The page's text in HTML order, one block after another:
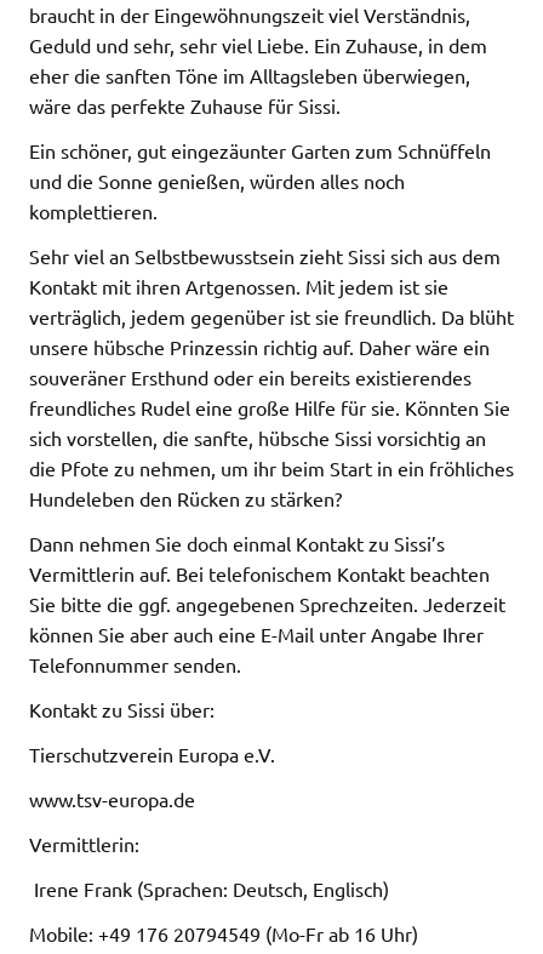
braucht in der Eingewöhnungszeit viel Verständnis,
Geduld und sehr, sehr viel Liebe. Ein Zuhause, in dem
eher die sanften Töne im Alltagsleben überwiegen,
wäre das perfekte Zuhause für Sissi.
Ein schöner, gut eingezäunter Garten zum Schnüffeln
und die Sonne genießen, würden alles noch
komplettieren.
Sehr viel an Selbstbewusstsein zieht Sissi sich aus dem
Kontakt mit ihren Artgenossen. Mit jedem ist sie
verträglich, jedem gegenüber ist sie freundlich. Da blüht
unsere hübsche Prinzessin richtig auf. Daher wäre ein
souveräner Ersthund oder ein bereits existierendes
freundliches Rudel eine große Hilfe für sie. Könnten Sie
sich vorstellen, die sanfte, hübsche Sissi vorsichtig an
die Pfote zu nehmen, um ihr beim Start in ein fröhliches
Hundeleben den Rücken zu stärken?
Dann nehmen Sie doch einmal Kontakt zu Sissi’s
Vermittlerin auf. Bei telefonischem Kontakt beachten
Sie bitte die ggf. angegebenen Sprechzeiten. Jederzeit
können Sie aber auch eine E-Mail unter Angabe Ihrer
Telefonnummer senden.
Kontakt zu Sissi über:
Tierschutzverein Europa e.V.
www.tsv-europa.de
Vermittlerin:
Irene Frank (Sprachen: Deutsch, Englisch)
Mobile: +49 176 20794549 (Mo-Fr ab 16 Uhr)